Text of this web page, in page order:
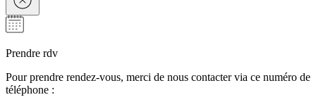
Prendre rdv
Pour prendre rendez-vous, merci de nous contacter via ce numéro de
téléphone :